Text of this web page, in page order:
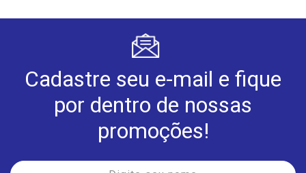
Cadastre seu e-mail e fique
por dentro de nossas
promoções!